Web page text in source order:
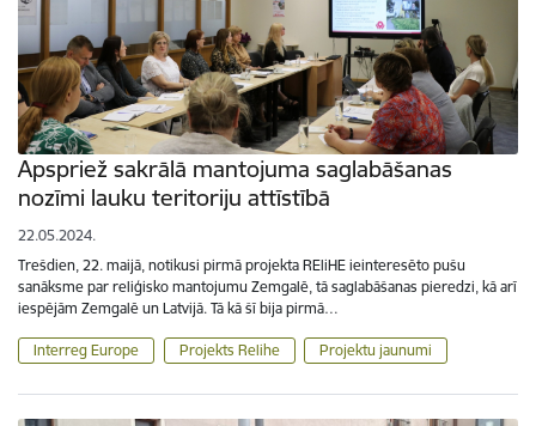
Apspriež sakrālā mantojuma saglabāšanas
nozīmi lauku teritoriju attīstībā
22.05.2024.
Trešdien, 22. maijā, notikusi pirmā projekta REliHE ieinteresēto pušu
sanāksme par reliģisko mantojumu Zemgalē, tā saglabāšanas pieredzi, kā arī
iespējām Zemgalē un Latvijā. Tā kā šī bija pirmā…
Interreg Europe Projekts Relihe Projektu jaunumi